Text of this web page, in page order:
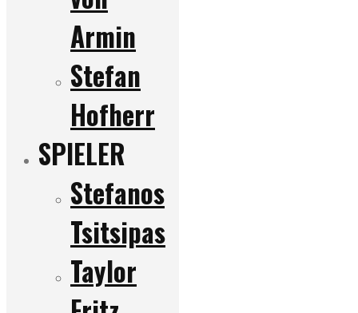
Armin
Stefan
Hofherr
SPIELER
Stefanos
Tsitsipas
Taylor